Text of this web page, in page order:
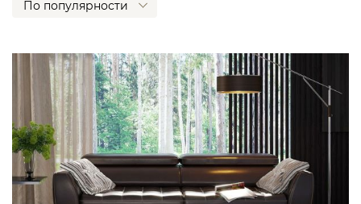
По популярности